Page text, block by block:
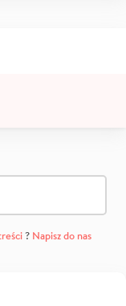
? Napisz do nas